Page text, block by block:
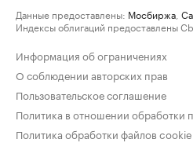
Данные предоставлены: Мосбиржа
Индексы облигаций предоставлены
Информация об ограничениях
О соблюдении авторских прав
Пользовательское соглашение
Политика в отношении обработки
Политика обработки файлов cookie